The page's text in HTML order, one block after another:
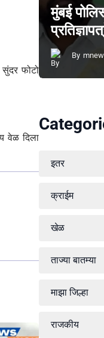
फोटो
वेळ दिला
मुंबई
By
इतर
क्राईम
खेळ
ताज्या बातम्या
माझा जिल्हा
राजकीय